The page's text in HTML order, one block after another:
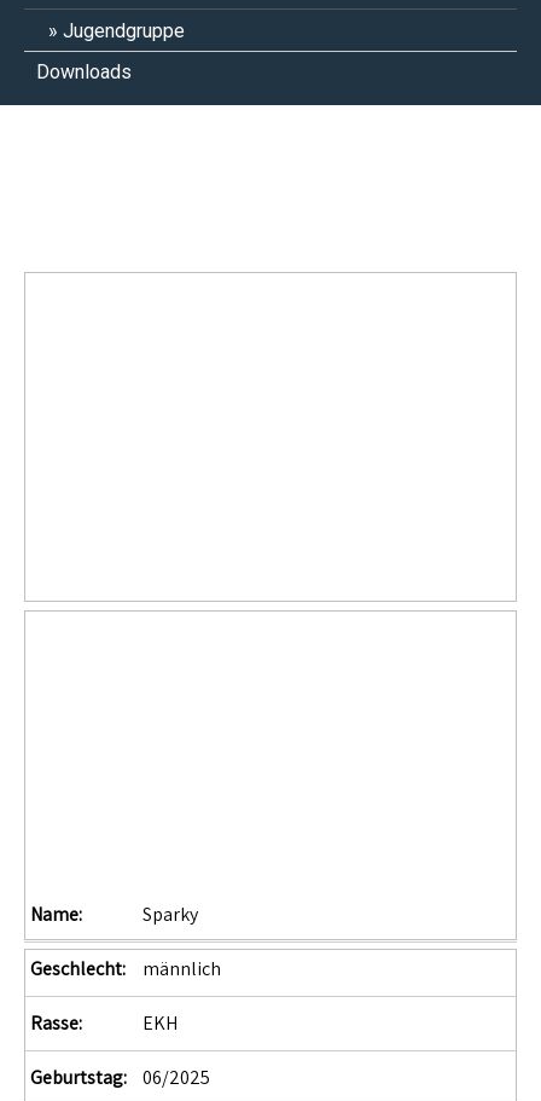
Jugendgruppe
Downloads
Name: Sparky
Geschlecht: männlich
Rasse: EKH
Geburtstag: 06/2025